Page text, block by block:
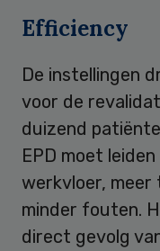
Efficiency
De instellingen
voor de
duizend
EPD moet
werkvloer,
minder fouten.
direct gevolg